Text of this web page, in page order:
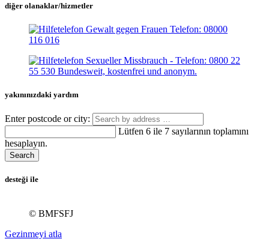
diğer olanaklar/hizmetler
yakınınızdaki yardım
Enter postcode or city:
Lütfen 6 ile 7 sayılarının toplamını
hesaplayın.
Search
desteği ile
© BMFSFJ
Gezinmeyi atla